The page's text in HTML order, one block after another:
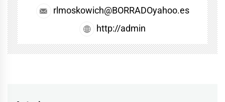
rlmoskowich@BORRADOyahoo.es
http://admin